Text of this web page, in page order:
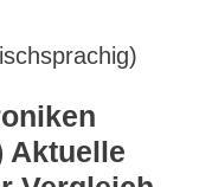
Aktuelle